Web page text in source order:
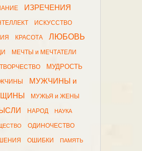
ИЗРЕЧЕНИЯ
ИСКУССТВО
КРАСОТА ЛЮБОВЬ
МЕЧТЫ и МЕЧТАТЕЛИ
МУДРОСТЬ
МУЖЧИНЫ и
МУЖЬЯ и ЖЕНЫ
НАРОД НАУКА
ОДИНОЧЕСТВО
ОШИБКИ ПАМЯТЬ